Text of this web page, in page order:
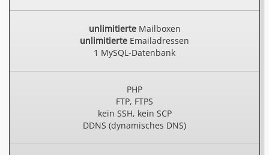
unlimitierteMailboxen
unlimitierte Emailadressen
1 MySQL-Datenbank
PHP
FTP, FTPS
kein SSH, kein SCP
DDNS (dynamisches DNS)